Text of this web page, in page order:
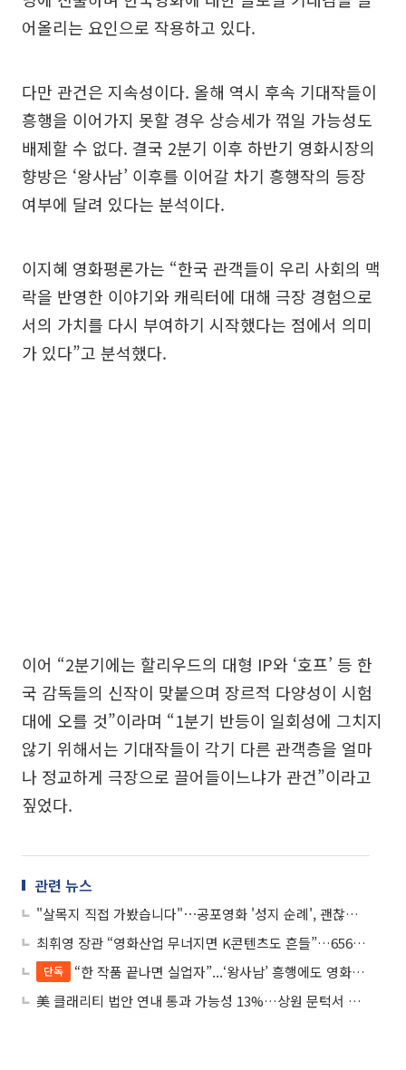
어올리는 요인으로 작용하고 있다.
다만 관건은 지속성이다. 올해 역시 후속 기대작들이
흥행을 이어가지 못할 경우 상승세가 꺾일 가능성도
배제할 수 없다. 결국 2분기 이후 하반기 영화시장의
향방은 ‘왕사남’ 이후를 이어갈 차기 흥행작의 등장
여부에 달려 있다는 분석이다.
이지혜 영화평론가는 “한국 관객들이 우리 사회의 맥
락을 반영한 이야기와 캐릭터에 대해 극장 경험으로
서의 가치를 다시 부여하기 시작했다는 점에서 의미
가 있다”고 분석했다.
이어 “2분기에는 할리우드의 대형 IP와 ‘호프’ 등 한
국 감독들의 신작이 맞붙으며 장르적 다양성이 시험
대에 오를 것”이라며 “1분기 반등이 일회성에 그치지
않기 위해서는 기대작들이 각기 다른 관객층을 얼마
나 정교하게 극장으로 끌어들이느냐가 관건”이라고
짚었다.
관련 뉴스
"살목지 직접 가봤습니다"⋯공포영화 '성지 순례', 괜찮을까?
최휘영 장관 “영화산업 무너지면 K콘텐츠도 흔들”…656억 긴급 투입
단독
“한 작품 끝나면 실업자”...‘왕사남’ 흥행에도 영화산업 비정규직 1만명 육박
美 클래리티 법안 연내 통과 가능성 13%…상원 문턱서 제동